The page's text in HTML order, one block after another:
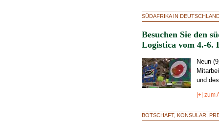
SÜDAFRIKA IN
Besuchen Sie den
Logistica vom 4.-6.
Neun
und
|+| zum
BOTSCHAFT, KONSULAR,